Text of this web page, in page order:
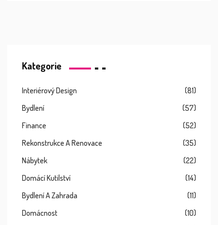
Kategorie
Interiérový Design
(81)
Bydlení
(57)
Finance
(52)
Rekonstrukce A Renovace
(35)
Nábytek
(22)
Domácí Kutilství
(14)
Bydlení A Zahrada
(11)
Domácnost
(10)